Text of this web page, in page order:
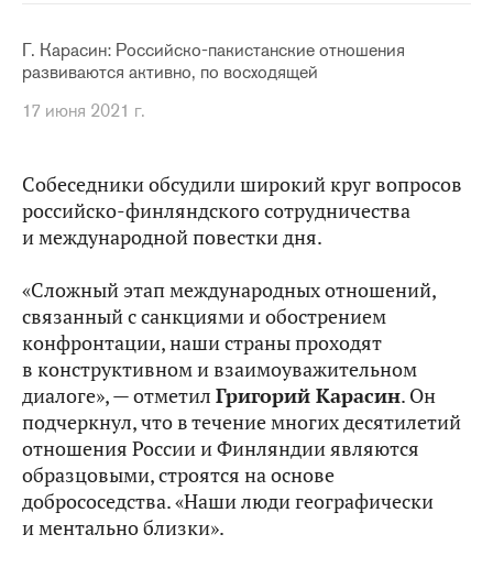
Г. Карасин: Российско-пакистанские отношения
развиваются активно, по восходящей
17 июня 2021 г.
Собеседники обсудили широкий круг вопросов
российско-финляндского сотрудничества
и международной повестки дня.
«Сложный этап международных отношений,
связанный с санкциями и обострением
конфронтации, наши страны проходят
в конструктивном и взаимоуважительном
диалоге», — отметил Григорий Карасин. Он
подчеркнул, что в течение многих десятилетий
отношения России и Финляндии являются
образцовыми, строятся на основе
добрососедства. «Наши люди географически
и ментально близки».